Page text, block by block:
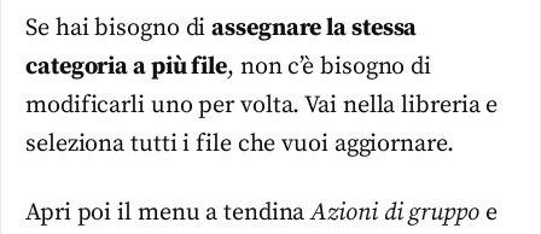
Se hai bisogno diassegnare la stessa
categoria a più file, non c’è bisogno di
modificarli uno per volta. Vai nella libreria e
seleziona tutti i file che vuoi aggiornare.
Apri poi il menu a tendinaAzioni di gruppoe